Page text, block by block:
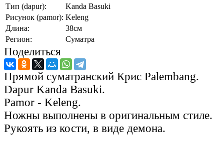
Тип (dapur):
Kanda Basuki
Рисунок (pamor): Keleng
Длина:
38см
Регион:
Суматра
Поделиться
Прямой суматранский Крис Palembang.
Dapur Kanda Basuki.
Pamor - Keleng.
Ножны выполнены в оригинальным стиле.
Рукоять из кости, в виде демона.